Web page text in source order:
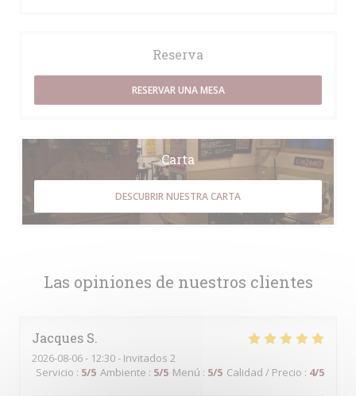
Las opiniones de nuestros clientes
Jacques S
2026-08-06- 12:30 - Invitados 2
Servicio : 5/5 Ambiente : 5/5 Menú : 5/5 Calidad / Precio : 4/5
Reserva
RESERVAR UNA MESA
Carta
DESCUBRIR NUESTRA CARTA